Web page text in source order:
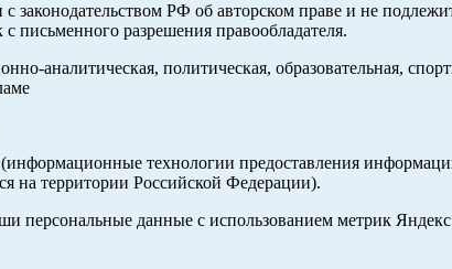
законодательством РФ об авторском праве и не
письменного разрешения правообладателя.
политическая, образовательная,
технологии предоставления
на территории Российской Федерации).
персональные данные с использованием метрик